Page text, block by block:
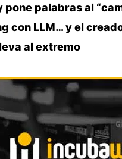
pone palabras al
con LLM… y el
al extremo